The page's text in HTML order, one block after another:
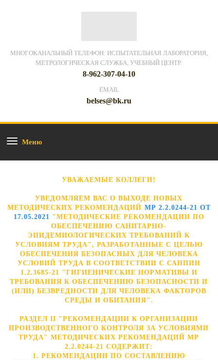
МНОГОКАНАЛЬНЫЙ ТЕЛЕФОН: ИСПЫТАТЕЛЬНАЯ ЛАБОРАТОРИЯ,
МЕТРОЛОГИЧЕСКАЯ СЛУЖБА, УЧЕБНЫЙ ЦЕНТР.
8-962-307-04-10
EMAIL
belses@bk.ru
Меню
УВАЖАЕМЫЕ КОЛЛЕГИ!
УВЕДОМЛЯЕМ ВАС О ВЫХОДЕ НОВЫХ
МЕТОДИЧЕСКИХ РЕКОМЕНДАЦИЙ МР 2.2.0244-21 ОТ
17.05.2021 "МЕТОДИЧЕСКИЕ РЕКОМЕНДАЦИИ ПО
ОБЕСПЕЧЕНИЮ САНИТАРНО-
ЭПИДЕМИОЛОГИЧЕСКИХ ТРЕБОВАНИЙ К
УСЛОВИЯМ ТРУДА", РАЗРАБОТАННЫЕ С ЦЕЛЬЮ
ОБЕСПЕЧЕНИЯ БЕЗОПАСНЫХ ДЛЯ ЧЕЛОВЕКА
УСЛОВИЙ ТРУДА В СООТВЕТСТВИИ С САНПИН
1.2.3685-21 "ГИГИЕНИЧЕСКИЕ НОРМАТИВЫ И
ТРЕБОВАНИЯ К ОБЕСПЕЧЕНИЮ БЕЗОПАСНОСТИ И
(ИЛИ) БЕЗВРЕДНОСТИ ДЛЯ ЧЕЛОВЕКА ФАКТОРОВ
СРЕДЫ И ОБИТАНИЯ".
РАЗДЕЛ II "РЕКОМЕНДАЦИИ К ОРГАНИЗАЦИИ
ПРОИЗВОДСТВЕННОГО КОНТРОЛЯ ЗА УСЛОВИЯМИ
ТРУДА" МЕТОДИЧЕСКИХ РЕКОМЕНДАЦИЙ МР
2.2.0244-21 СОДЕРЖИТ:
1. РЕКОМЕНДАЦИИ ПО СОСТАВЛЕНИЮ